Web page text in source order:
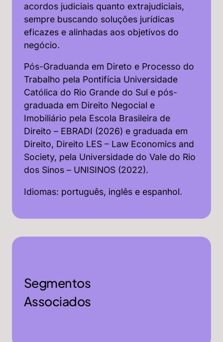
acordos judiciais quanto extrajudiciais,
sempre buscando soluções jurídicas
eficazes e alinhadas aos objetivos do
negócio.
Pós-Graduanda em Direto e Processo do
Trabalho pela Pontifícia Universidade
Católica do Rio Grande do Sul e pós-
graduada em Direito Negocial e
Imobiliário pela Escola Brasileira de
Direito – EBRADI (2026) e graduada em
Direito, Direito LES – Law Economics and
Society, pela Universidade do Vale do Rio
dos Sinos – UNISINOS (2022).
Idiomas: português, inglês e espanhol.
Segmentos
Associados